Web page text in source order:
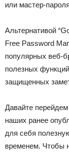
или мастер-
Альтернативой
Free Password
популярных веб-
полезных
защищенных
Давайте
наших ранее
для себя
временем. Чтобы